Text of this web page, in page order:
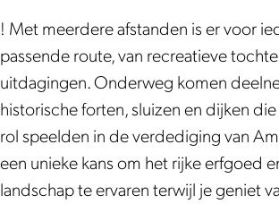
i
n
g
v
a
n
l
l
i
n
g
v
n
g
v
a
n
A
e
l
i
n
g
! Met meerdere afstanden is er voor
passende route, van recreatieve
uitdagingen. Onderweg komen
historische forten, sluizen en dijken
rol speelden in de verdediging van
een unieke kans om het rijke erfgoed
landschap te ervaren terwijl je geniet